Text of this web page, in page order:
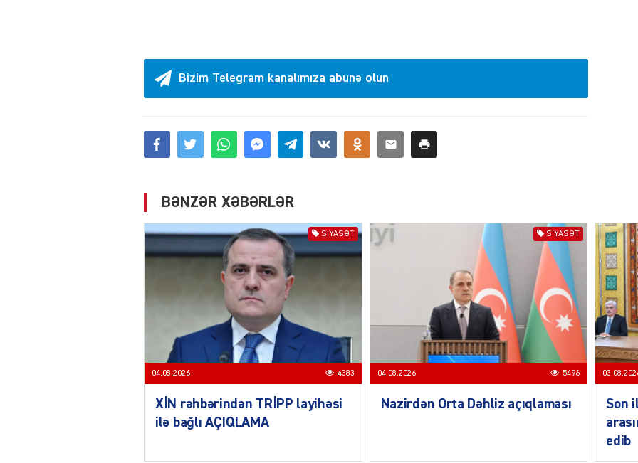
Bizim Telegram kanalımıza abunə olun
BƏNZƏR XƏBƏRLƏR
SIYASƏT
04.08.2026 4383
XİN rəhbərindən TRİPP layihəsi
ilə bağlı AÇIQLAMA
SIYASƏT
04.08.2026 5496
Nazirdən Orta Dəhliz açıqlaması
Son
edib